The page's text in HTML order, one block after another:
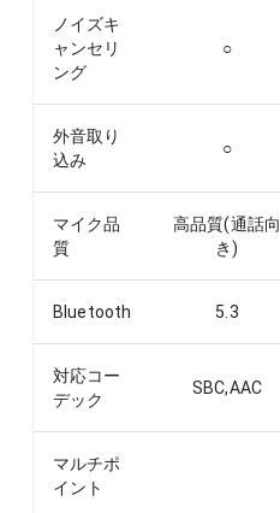
ノイズキ
ャンセリ
ング
○
外音取り
込み
○
マイク品
質
高品質(通話向
き)
Bluetooth 5.3
対応コー
デック
SBC,AAC
マルチポ
イント